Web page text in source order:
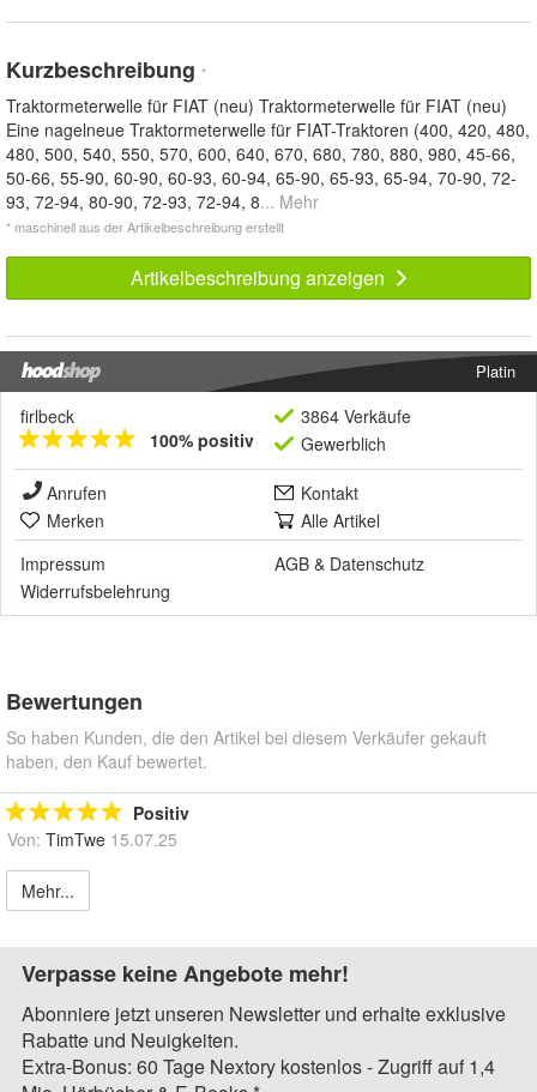
Kurzbeschreibung *
Traktormeterwelle für FIAT (neu) Traktormeterwelle für FIAT (neu)
Eine nagelneue Traktormeterwelle für FIAT-Traktoren (400, 420, 480,
480, 500, 540, 550, 570, 600, 640, 670, 680, 780, 880, 980, 45-66,
50-66, 55-90, 60-90, 60-93, 60-94, 65-90, 65-93, 65-94, 70-90, 72-
93, 72-94, 80-90, 72-93, 72-94, 8... Mehr
* maschinell aus der Artikelbeschreibung erstellt
Artikelbeschreibung anzeigen
Platin
firlbeck
100% positiv
3864 Verkäufe
Gewerblich
Anrufen
Kontakt
Merken
Alle Artikel
Impressum
AGB & Datenschutz
Widerrufsbelehrung
Bewertungen
So haben Kunden, die den Artikel bei diesem Verkäufer gekauft
haben, den Kauf bewertet.
Positiv
Von: TimTwe 15.07.25
Mehr...
Verpasse keine Angebote mehr!
Abonniere jetzt unseren Newsletter und erhalte exklusive
Rabatte und Neuigkeiten.
Extra-Bonus: 60 Tage Nextory kostenlos - Zugriff auf 1,4